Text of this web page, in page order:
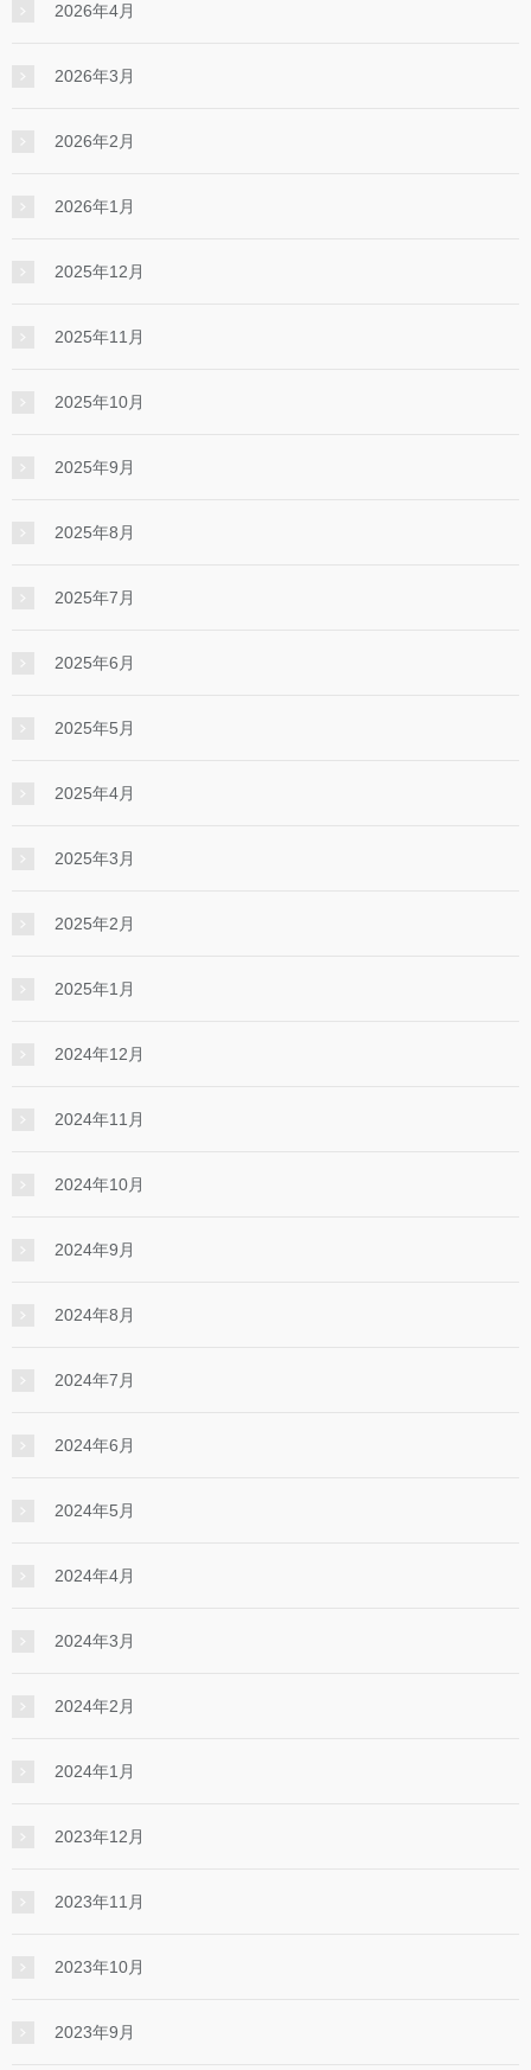
2026年4月
2026年3月
2026年2月
2026年1月
2025年12月
2025年11月
2025年10月
2025年9月
2025年8月
2025年7月
2025年6月
2025年5月
2025年4月
2025年3月
2025年2月
2025年1月
2024年12月
2024年11月
2024年10月
2024年9月
2024年8月
2024年7月
2024年6月
2024年5月
2024年4月
2024年3月
2024年2月
2024年1月
2023年12月
2023年11月
2023年10月
2023年9月